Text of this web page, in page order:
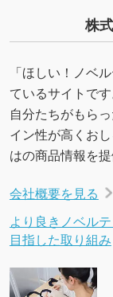
株
「ほしい！ノベ
ているサイトです
自分たちがもら
イン性が高くお
はの商品情報を
会社概要を見る
より良きノベル
目指した取り組み